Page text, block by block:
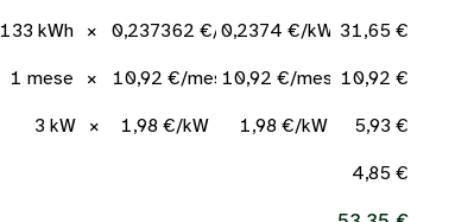
133 kWh × 0,237362 €/kWh0,2374 €/kWh31,65 €
1 mese × 10,92 €/mese10,92 €/mese10,92 €
3 kW × 1,98 €/kW 1,98 €/kW 5,93 €
4,85 €